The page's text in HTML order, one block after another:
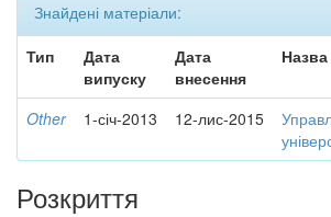
Знайдені матеріали:
Тип
Дата
випуску
Дата
внесення
Назва
Other 1-січ-2013 12-лис-2015
Розкриття